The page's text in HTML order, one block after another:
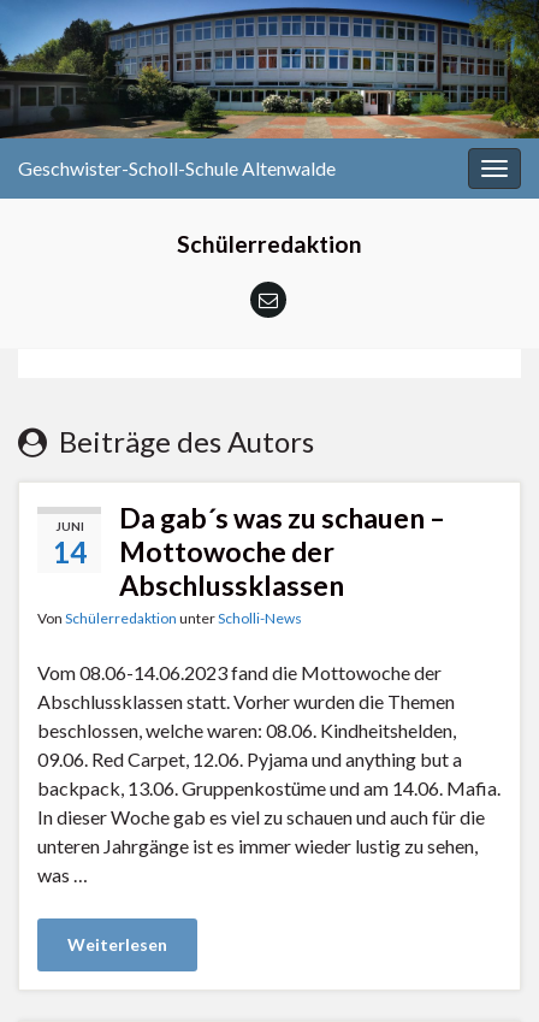
Geschwister-Scholl-Schule Altenwalde
Schülerredaktion
Beiträge des Autors
JUNI
14
Da gab´s was zu schauen –
Mottowoche der
Abschlussklassen
Von Schülerredaktion unterScholli-News
Vom 08.06-14.06.2023 fand die Mottowoche der
Abschlussklassen statt. Vorher wurden die Themen
beschlossen, welche waren: 08.06. Kindheitshelden,
09.06. Red Carpet, 12.06. Pyjama und anything but a
backpack, 13.06. Gruppenkostüme und am 14.06. Mafia.
In dieser Woche gab es viel zu schauen und auch für die
unteren Jahrgänge ist es immer wieder lustig zu sehen,
was …
Weiterlesen